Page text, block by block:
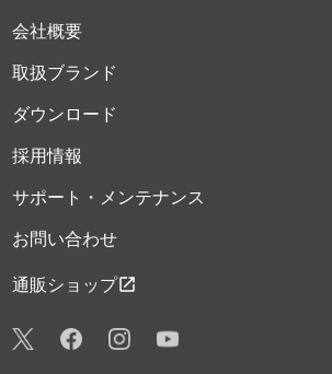
会社概要
取扱ブランド
ダウンロード
採用情報
サポート・メンテナンス
お問い合わせ
通販ショップopen_in_new